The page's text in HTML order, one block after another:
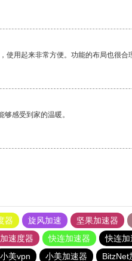
使用起来非常方便。功能的布局也很合
感受到家的温暖。
器 旋风加速 坚果加速器
速度器 快连加速器 快连加
小美vpn 小美加速器 BitzNet